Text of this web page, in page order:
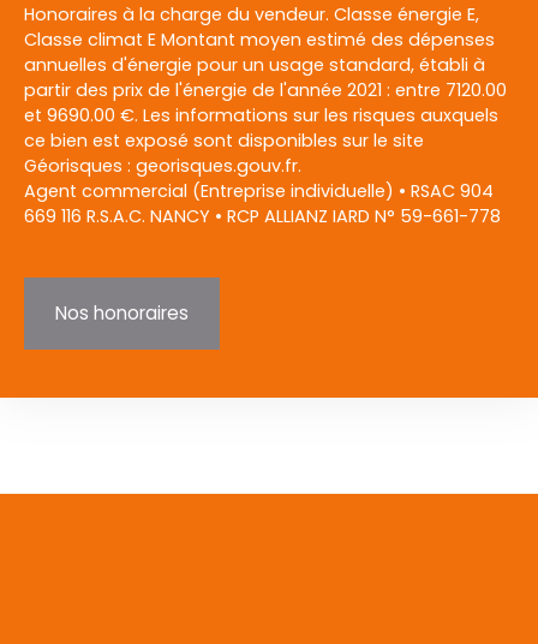
Honoraires à la charge du vendeur. Classe énergie E,
Classe climat E Montant moyen estimé des dépenses
annuelles d'énergie pour un usage standard, établi à
partir des prix de l'énergie de l'année 2021 : entre 7120.00
et 9690.00 €. Les informations sur les risques auxquels
ce bien est exposé sont disponibles sur le site
Géorisques : georisques.gouv.fr.
Agent commercial (Entreprise individuelle) • RSAC 904
669 116 R.S.A.C. NANCY • RCP ALLIANZ IARD N° 59-661-778
Nos honoraires